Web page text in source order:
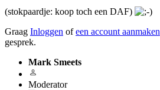
(stokpaardje: koop toch een DAF)
Graag Inloggen ofeen account aanmaken
gesprek.
Mark Smeets
Moderator